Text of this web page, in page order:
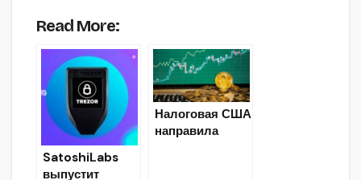
Read More:
SatoshiLabs
выпустит
Налоговая США
направила